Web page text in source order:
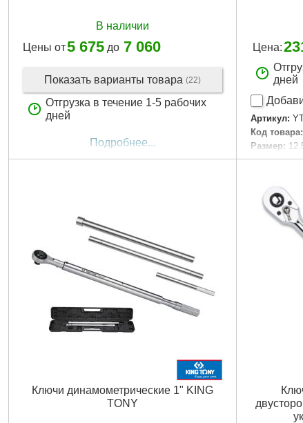
В наличии
Цены от5 675 до 7 060
Показать варианты товара (22)
Отгрузка в течение 1-5 рабочих
дней
Подробнее...
Цена:
дней
Артикул:
Код товара:
Размер:
Габариты
Вес брутто:
Ключи динамометрические 1" KING
TONY